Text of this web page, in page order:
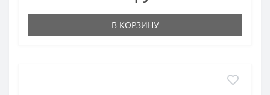
В КОРЗИНУ